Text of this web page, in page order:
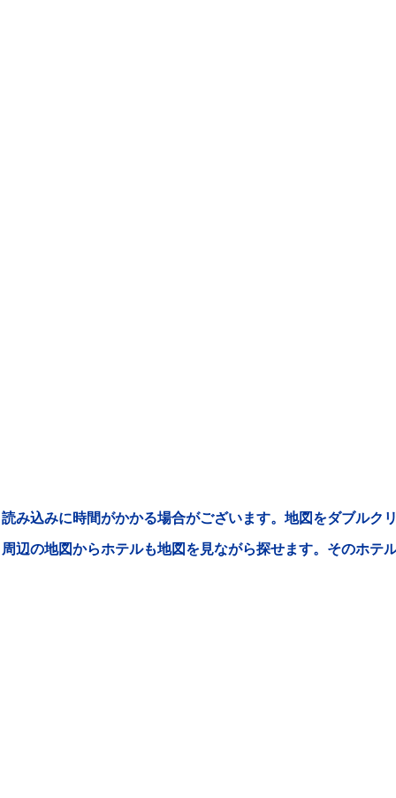
読み込みに時間がかかる場合がございます。地図をダブルク
周辺の地図からホテルも地図を見ながら探せます。そのホテ